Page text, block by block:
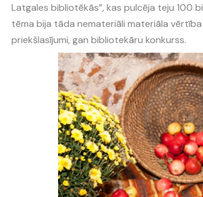
Latgales bibliotēkās”, kas pulcēja teju 100
tēma bija tāda nemateriāli materiāla
priekšlasījumi, gan bibliotekāru konkurss.